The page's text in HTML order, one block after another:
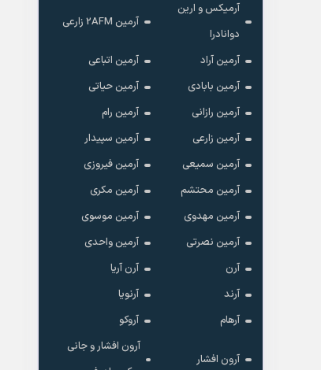
آرمیکس و ارین
دوانادرا
آرمین 2AFM زارعی
آرمین آراد
آرمین اتباعی
آرمین بابادی
آرمین حیاتی
آرمین رازانی
آرمین رام
آرمین زارعی
آرمین سپیدار
آرمین سمیعی
آرمین فیروزی
آرمین محتشم
آرمین مکری
آرمین مهدوی
آرمین موسوی
آرمین نصرتی
آرمین واحدی
آرن
آرن آریا
آرند
آرنویا
آرهام
آروکو
آرون افشار
آرون افشار و جانی